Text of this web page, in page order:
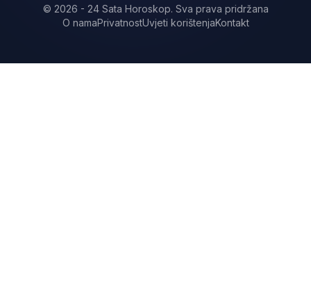
© 2026 - 24 Sata Horoskop. Sva prava pridržana
O namaPrivatnostUvjeti korištenjaKontakt